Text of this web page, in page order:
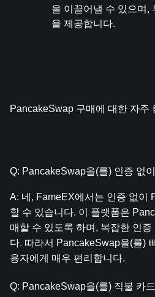
을 이끌어낼 수 있으며,
을 제공합니다.
PancakeSwap 구매에 대한 자주
Q: PancakeSwap을(를) 인증 없
A: 네, FameEX에서는 인증 없이
할 수 있습니다. 이 플랫폼은
매할 수 있도록 하며, 복잡한 인증
다. 따라서 PancakeSwap을(를)
용자에게 매우 편리합니다.
Q: PancakeSwap을(를) 직불 카